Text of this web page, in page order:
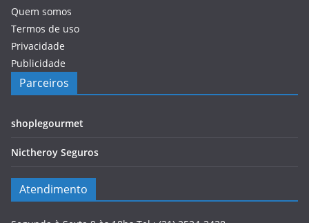
Quem somos
Termos de uso
Privacidade
Publicidade
Parceiros
shoplegourmet
Nictheroy Seguros
Atendimento